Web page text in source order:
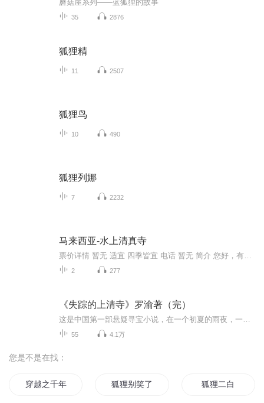
蘑菇屋系列——蓝狐狸的故事
35 2876
狐狸精
11 2507
狐狸鸟
10 490
狐狸列娜
7 2232
马来西亚-水上清真寺
2 277
《失踪的上清寺》罗渝著（完）
55 4.1万
您是不是在找：
穿越之千年狐狸爱上我 狐狸别笑了 狐狸二白